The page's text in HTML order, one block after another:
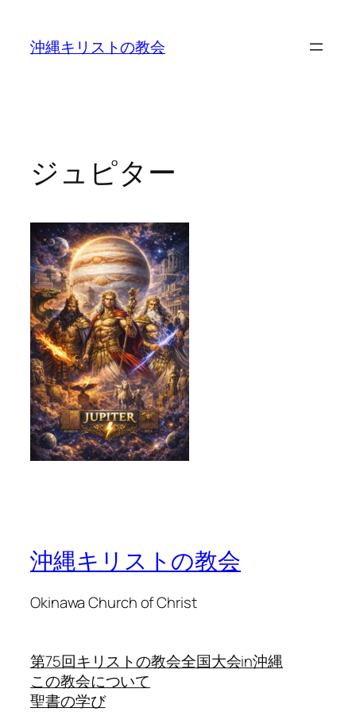
沖縄キリストの教会
ジュピター
沖縄キリストの教会
Okinawa Church of Christ
第75回キリストの教会全国大会in沖縄
この教会について
聖書の学び